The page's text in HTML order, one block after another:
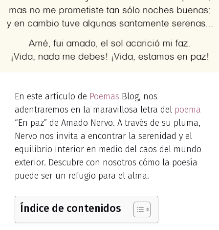
En este artículo de Poemas Blog, nos
adentraremos en la maravillosa letra del poema
“En paz” de Amado Nervo. A través de su pluma,
Nervo nos invita a encontrar la serenidad y el
equilibrio interior en medio del caos del mundo
exterior. Descubre con nosotros cómo la poesía
puede ser un refugio para el alma.
Índice de contenidos